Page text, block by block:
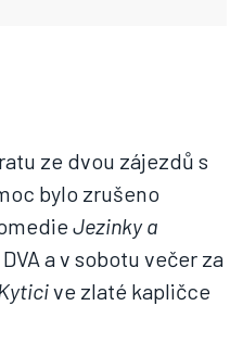
ze dvou zájezdů s
bylo zrušeno
Jezinky a
a v sobotu večer za
ve zlaté kapličce